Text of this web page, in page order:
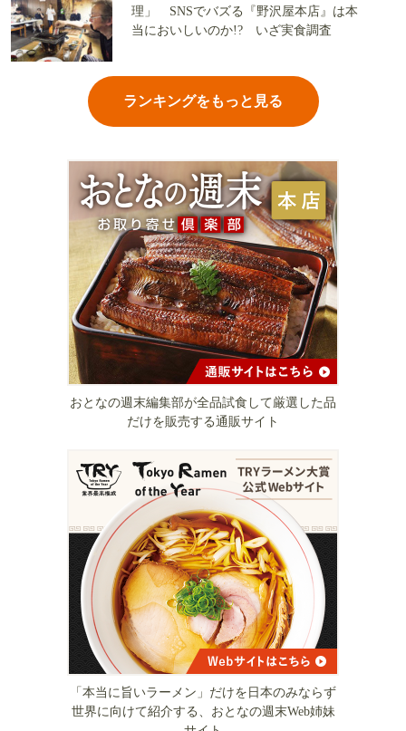
理」 SNSでバズる『野沢屋本店』は本
当においしいのか!? いざ実食調査
ランキングをもっと見る
おとなの週末編集部が全品試食して厳選した品
だけを販売する通販サイト
「本当に旨いラーメン」だけを日本のみならず
世界に向けて紹介する、おとなの週末Web姉妹